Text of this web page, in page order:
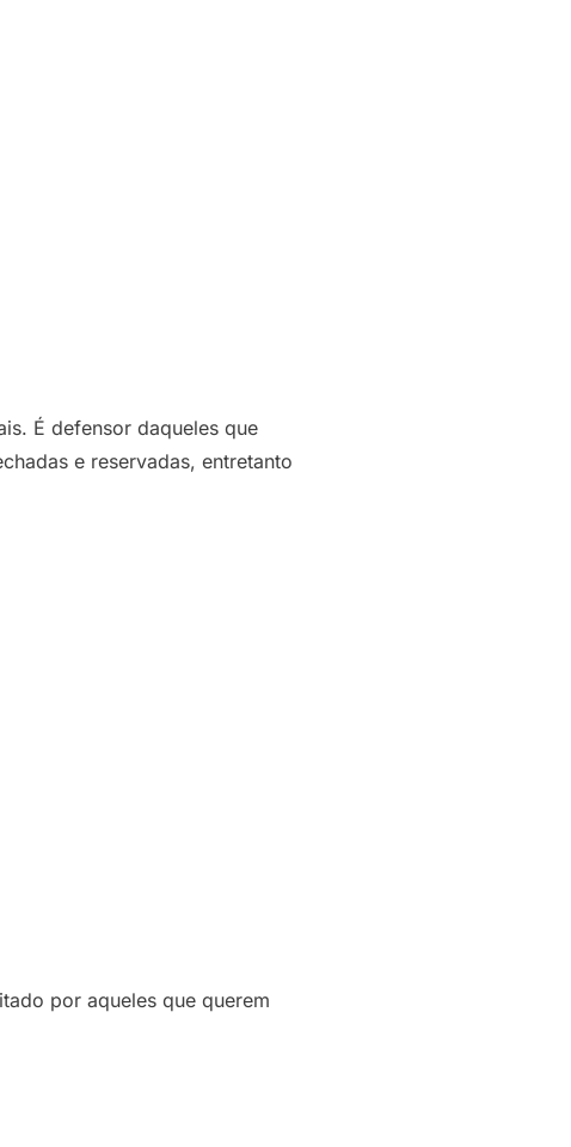
É defensor daqueles que
e reservadas, entretanto
por aqueles que querem